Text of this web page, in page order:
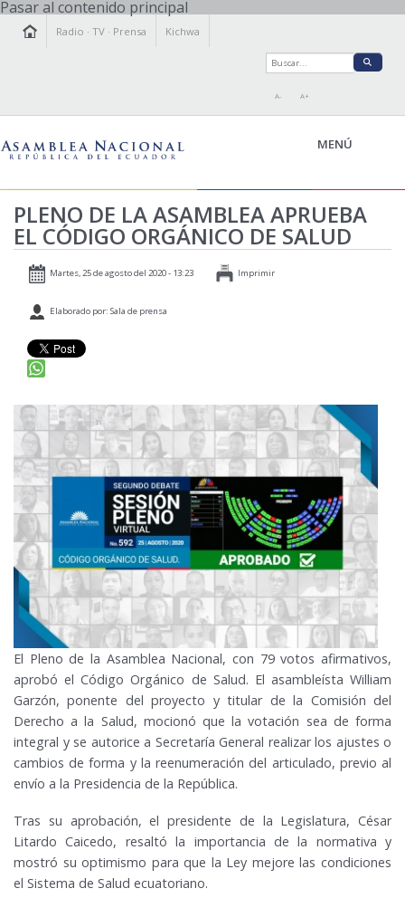
Pasar al contenido principal
Radio ·TV · Prensa Kichwa
A- A+
MENÚ
LA ASAMBLEA
LEGISLAMOS
TRANSPARENCIA
PARTICIPACIÓN
RELACIONES INTERNACIONALES
AGENDA
PLENO DE LA ASAMBLEA APRUEBA
EL CÓDIGO ORGÁNICO DE SALUD
Martes, 25 de agosto del 2020 - 13:23 Imprimir
Elaborado por: Sala de prensa
El Pleno de la Asamblea Nacional, con 79 votos afirmativos,
aprobó el Código Orgánico de Salud. El asambleísta William
Garzón, ponente del proyecto y titular de la Comisión del
Derecho a la Salud, mocionó que la votación sea de forma
integral y se autorice a Secretaría General realizar los ajustes o
cambios de forma y la reenumeración del articulado, previo al
envío a la Presidencia de la República.
Tras su aprobación, el presidente de la Legislatura, César
Litardo Caicedo, resaltó la importancia de la normativa y
mostró su optimismo para que la Ley mejore las condiciones
el Sistema de Salud ecuatoriano.